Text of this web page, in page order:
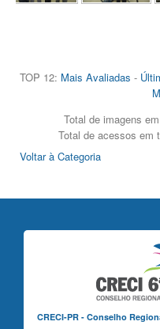
TOP 12: Mais Avaliadas -
Total de imagens
Total de acessos em
Voltar à Categoria
CRECI-PR - Conselho